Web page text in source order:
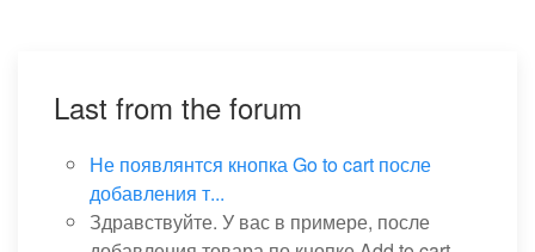
Last from the forum
Не появлянтся кнопка Go to cart после
добавления т...
Здравствуйте. У вас в примере, после